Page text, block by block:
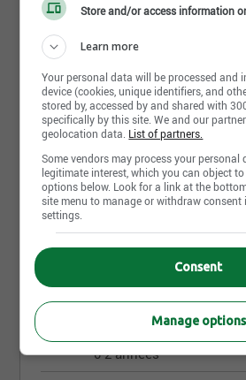
Cet employeur souscrit au
emploi et applique un
en emploi pour les femmes, les
minorités visibles, les minorités
personnes handicapées
Exigences
Secondaire
Aucun
Années d'expérience
0-2 années
Store and/or access information
Learn more
Your personal data will be processed and
device (cookies, unique identifiers, and
stored by, accessed by and shared with
specifically by this site. We and our
geolocation data. List of partners.
Some vendors may process your
legitimate interest, which you can object
options below. Look for a link at the
site menu to manage or withdraw consent
settings.
Consent
Manage options